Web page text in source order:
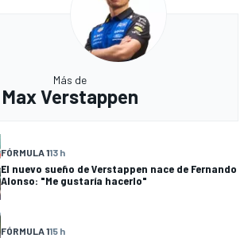
Más de
Max Verstappen
FÓRMULA 113 h
El nuevo sueño de Verstappen nace de Fernando
Alonso: "Me gustaría hacerlo"
FÓRMULA 115 h